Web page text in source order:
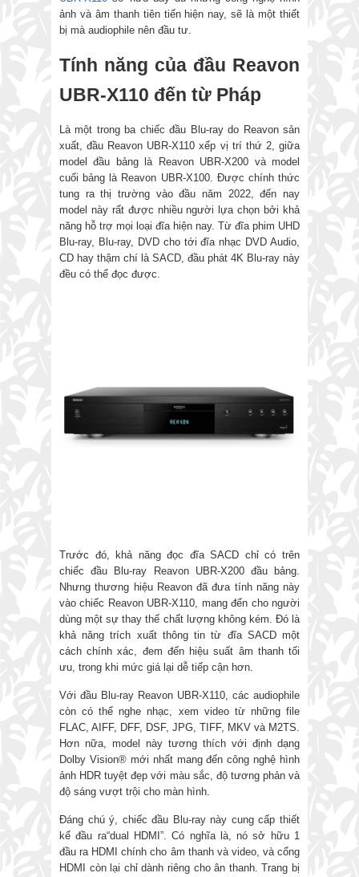
ảnh và âm thanh tiên tiến hiện nay, sẽ là một thiết
bị mà audiophile nên đầu tư.
Tính năng của đầu Reavon
UBR-X110 đến từ Pháp
Là một trong ba chiếc đầu Blu-ray do Reavon sản
xuất, đầu Reavon UBR-X110 xếp vị trí thứ 2, giữa
model đầu bảng là Reavon UBR-X200 và model
cuối bảng là Reavon UBR-X100. Được chính thức
tung ra thị trường vào đầu năm 2022, đến nay
model này rất được nhiều người lựa chọn bởi khả
năng hỗ trợ mọi loại đĩa hiện nay. Từ đĩa phim UHD
Blu-ray, Blu-ray, DVD cho tới đĩa nhạc DVD Audio,
CD hay thậm chí là SACD, đầu phát 4K Blu-ray này
đều có thể đọc được.
Trước đó, khả năng đọc đĩa SACD chỉ có trên
chiếc đầu Blu-ray Reavon UBR-X200 đầu bảng.
Nhưng thương hiệu Reavon đã đưa tính năng này
vào chiếc Reavon UBR-X110, mang đến cho người
dùng một sự thay thế chất lượng không kém. Đó là
khả năng trích xuất thông tin từ đĩa SACD một
cách chính xác, đem đến hiệu suất âm thanh tối
ưu, trong khi mức giá lại dễ tiếp cận hơn.
Với đầu Blu-ray Reavon UBR-X110, các audiophile
còn có thể nghe nhạc, xem video từ những file
FLAC, AIFF, DFF, DSF, JPG, TIFF, MKV và M2TS.
Hơn nữa, model này tương thích với định dạng
Dolby Vision® mới nhất mang đến công nghệ hình
ảnh HDR tuyệt đẹp với màu sắc, độ tương phản và
độ sáng vượt trội cho màn hình.
Đáng chú ý, chiếc đầu Blu-ray này cung cấp thiết
kế đầu ra“dual HDMI”. Có nghĩa là, nó sở hữu 1
đầu ra HDMI chính cho âm thanh và video, và cổng
HDMI còn lại chỉ dành riêng cho ân thanh. Trang bị